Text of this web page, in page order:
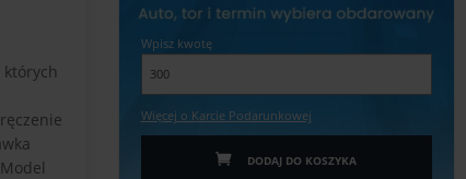
Wpisz kwotę
Więcej o Karcie Podarunkowej
DODAJ DO KOSZYKA